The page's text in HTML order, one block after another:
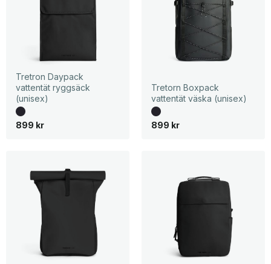
Tretron Daypack
vattentät ryggsäck
(unisex)
899 kr
Tretorn Boxpack
vattentät väska (unisex)
899 kr